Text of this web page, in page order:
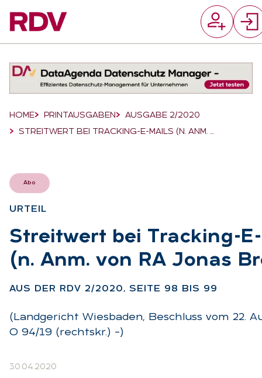
Breadcrumb-Navigation
HOME PRINTAUSGABEN
AUSGABE 2/2020
STREITWERT BEI TRACKING-E-MAILS (N. ANM. …
Abo
UR­TEIL
:
Streit­wert bei Tracking-
(n. Anm. von RA Jo­nas
AUS DER RDV 2/2020, SEI­TE 98 BIS 99
(Landgericht Wiesbaden, Beschluss vom 22.
O 94/19 (rechtskr.) –)
30.04.2020